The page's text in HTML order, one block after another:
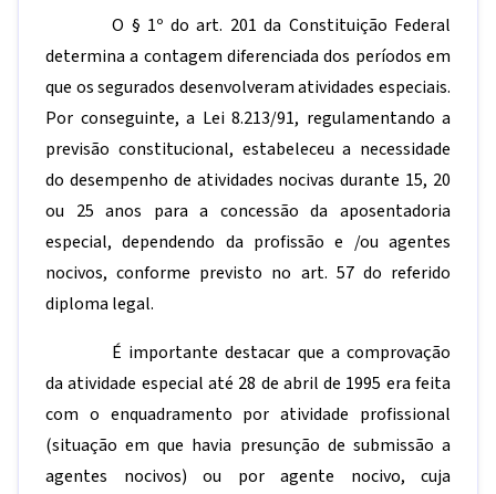
O § 1º do art. 201 da Constituição Federal
determina a contagem diferenciada dos períodos em
que os segurados desenvolveram atividades especiais.
Por conseguinte, a Lei 8.213/91, regulamentando a
previsão constitucional, estabeleceu a necessidade
do desempenho de atividades nocivas durante 15, 20
ou 25 anos para a concessão da aposentadoria
especial, dependendo da profissão e /ou agentes
nocivos, conforme previsto no art. 57 do referido
diploma legal.
É importante destacar que a comprovação
da atividade especial até 28 de abril de 1995 era feita
com o enquadramento por atividade profissional
(situação em que havia presunção de submissão a
agentes nocivos) ou por agente nocivo, cuja